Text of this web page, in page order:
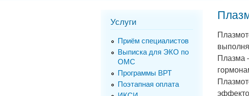
Услуги
Приём специалистов
Выписка для ЭКО по
ОМС
Программы ВРТ
Поэтапная оплата
Плазма